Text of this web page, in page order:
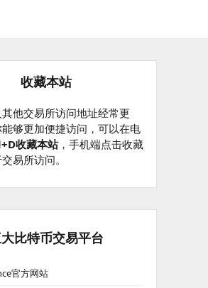
收藏本站
他交易所访问地址经常更
够更加便捷访问，可以在电
收藏本站，手机端点击收藏
易所访问。
比特币交易平台
官方网站